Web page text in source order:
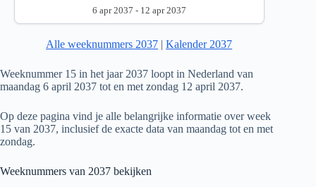
6 apr 2037 - 12 apr 2037
Alle weeknummers 2037 |Kalender 2037
Weeknummer 15 in het jaar 2037 loopt in Nederland van
maandag 6 april 2037 tot en met zondag 12 april 2037.
Op deze pagina vind je alle belangrijke informatie over week
15 van 2037, inclusief de exacte data van maandag tot en met
zondag.
Weeknummers van 2037 bekijken